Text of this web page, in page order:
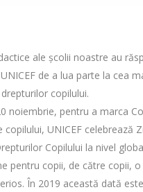
ale școlii noastre au
de a lua parte la cea
copilului.
noiembrie, pentru a marca
copilului, UNICEF celebrează
Copilului la nivel
pentru copii, de către copii,
În 2019 această dată